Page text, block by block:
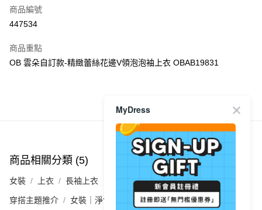
Apple Pay
PayMe
每筆HK$40.00，滿HK$350.00或以上免運費
付款後順豐站及營業點
每筆HK$40.00，滿HK$350.00或以上免運費
付款後順豐合作便利店
商品編號
447534
商品重點
OB 雲朵自訂款-精緻蕾絲花邊V領泡泡袖上衣 OBAB19831
商品推薦
商品相關分類 (5)
女裝 上衣 長袖上衣
穿搭主題推介 女裝｜淨色基礎單品🩶簡約控必入
MyDress